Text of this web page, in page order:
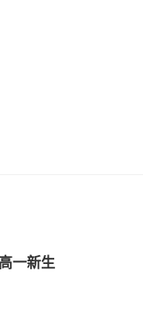
一新生